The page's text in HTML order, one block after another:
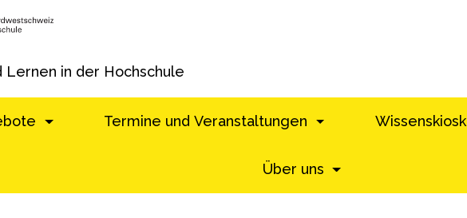
Lernen in der Hochschule
Termine und Veranstaltungen Wissenskiosk
Über uns